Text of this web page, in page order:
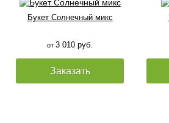
Букет Солнечный микс
от3 010 руб.
Заказать